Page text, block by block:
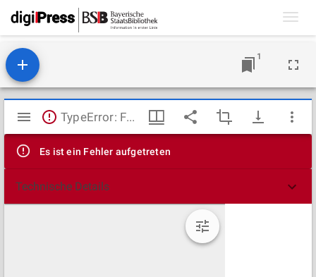
1
Mirador
Viewer
TypeError: Failed to fetch
Es ist ein Fehler aufgetreten
Technische Details